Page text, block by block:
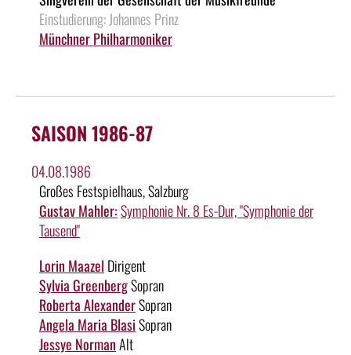
Einstudierung: Johannes Prinz
Münchner Philharmoniker
SAISON 1986-87
04.08.1986
Großes Festspielhaus, Salzburg
Gustav Mahler:Symphonie Nr. 8 Es-Dur, "Symphonie der
Tausend"
Lorin Maazel Dirigent
Sylvia GreenbergSopran
Roberta AlexanderSopran
Angela Maria BlasiSopran
Jessye NormanAlt